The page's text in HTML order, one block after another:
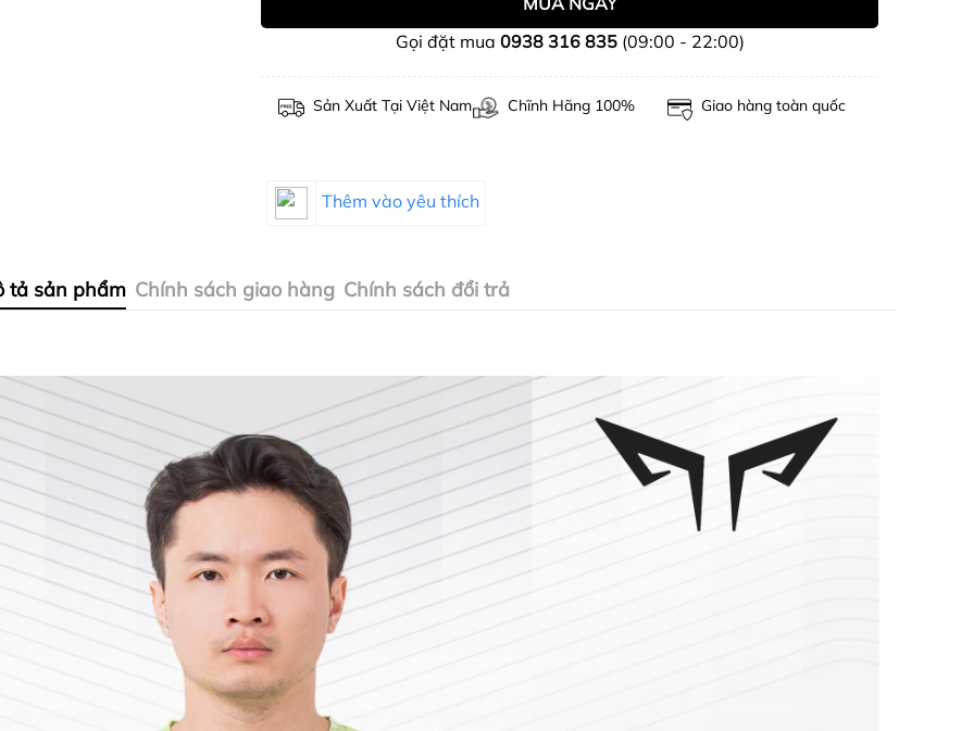
Gọi đặt mua 0938 316 835(09:00 - 22:00)
Sản Xuất Tại Việt Nam Chĩnh Hãng 100% Giao hàng toàn quốc
Thêm vào yêu thích
tả sản phẩm Chính sách giao hàng Chính sách đổi trả